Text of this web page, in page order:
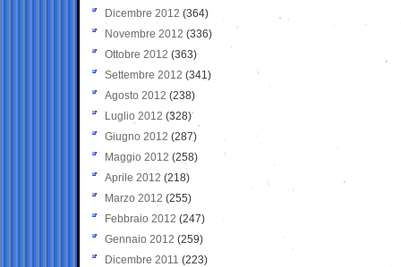
Dicembre 2012 (364)
Novembre 2012 (336)
Ottobre 2012 (363)
Settembre 2012 (341)
Agosto 2012 (238)
Luglio 2012 (328)
Giugno 2012 (287)
Maggio 2012 (258)
Aprile 2012 (218)
Marzo 2012 (255)
Febbraio 2012 (247)
Gennaio 2012 (259)
Dicembre 2011 (223)